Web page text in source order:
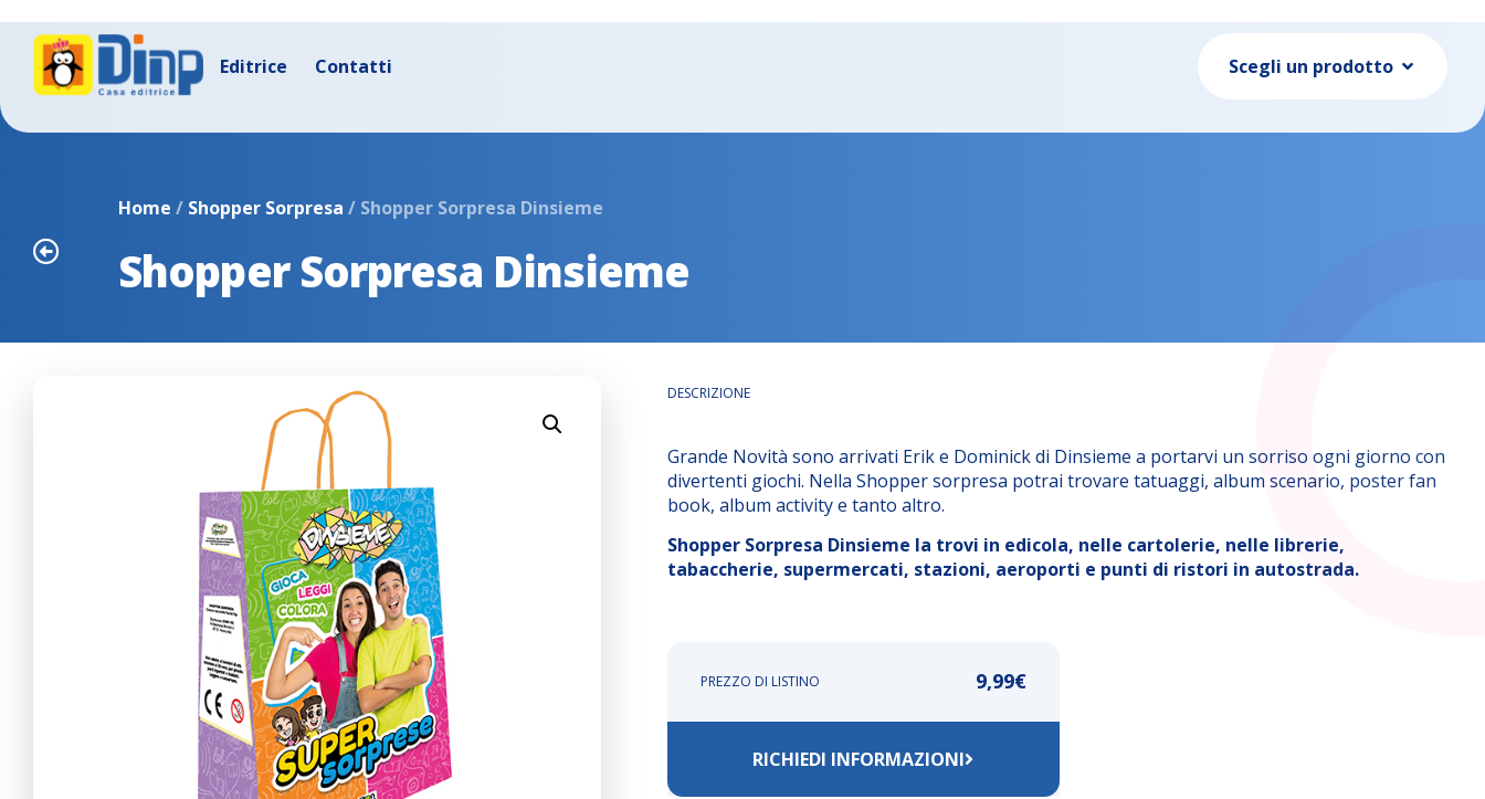
Editrice Contatti Scegli un prodotto
Home / Shopper Sorpresa / Shopper Sorpresa Dinsieme
Shopper Sorpresa Dinsieme
DESCRIZIONE
Grande Novità sono arrivati Erik e Dominick di Dinsieme a portarvi un sorriso ogni giorno con
divertenti giochi. Nella Shopper sorpresa potrai trovare tatuaggi, album scenario, poster fan
book, album activity e tanto altro.
Shopper Sorpresa Dinsieme la trovi in edicola, nelle cartolerie, nelle librerie,
tabaccherie, supermercati, stazioni, aeroporti e punti di ristori in autostrada.
PREZZO DI LISTINO 9,99€
RICHIEDI INFORMAZIONI